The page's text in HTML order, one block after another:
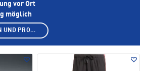
vor Ort
möglich
SHOP AUSWÄHLEN UND PRODUKTE ANZEIGEN